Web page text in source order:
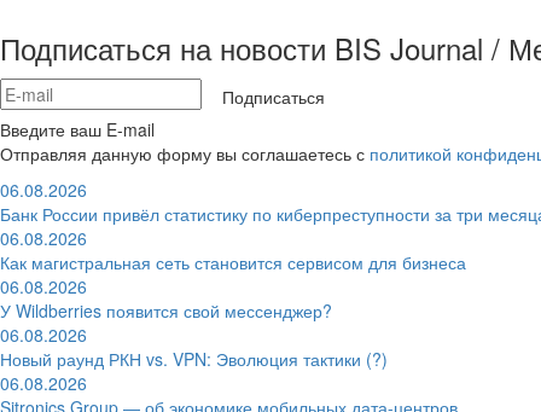
Подписаться на новости BIS Journal /
Подписаться
Введите ваш E-mail
Отправляя данную форму вы соглашаетесь с политикой
06.08.2026
Банк России привёл статистику по киберпреступности за три
06.08.2026
Как магистральная сеть становится сервисом для бизнеса
06.08.2026
У Wildberries появится свой мессенджер?
06.08.2026
Новый раунд РКН vs. VPN: Эволюция тактики (?)
06.08.2026